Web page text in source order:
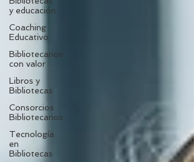
y educación
Coaching
Educativo
Bibliotecarios
con valor
Libros y
Bibliotecas
Consorcios
Bibliotecarios
Tecnología
en
Bibliotecas